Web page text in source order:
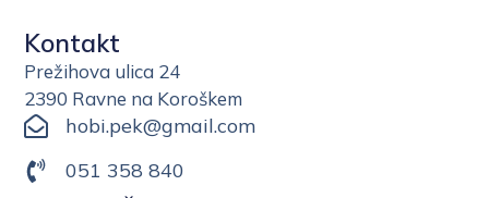
Kontakt
Prežihova ulica 24
2390 Ravne na Koroškem
hobi.pek@gmail.com
051 358 840